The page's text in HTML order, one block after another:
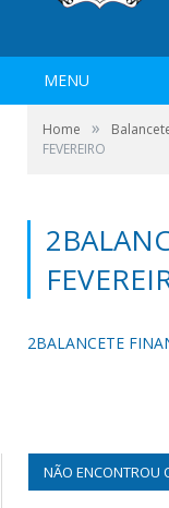
MENU
Home »
FEVEREIRO
2BALANCETE
NÃO ENCONTROU